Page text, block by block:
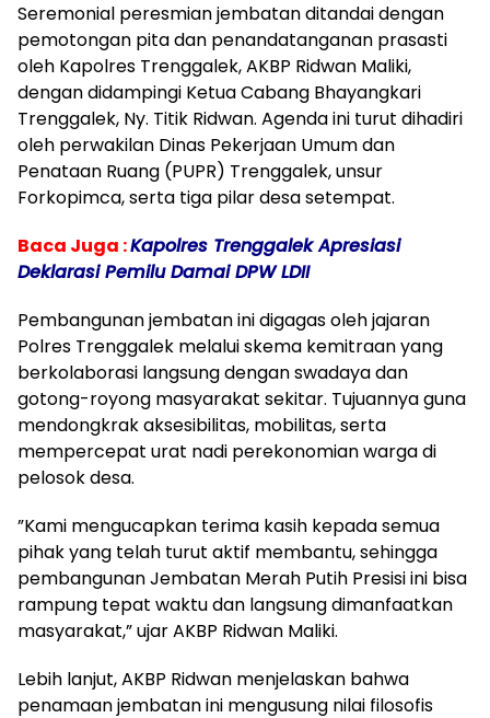
​Seremonial peresmian jembatan ditandai dengan
pemotongan pita dan penandatanganan prasasti
oleh Kapolres Trenggalek, AKBP Ridwan Maliki,
dengan didampingi Ketua Cabang Bhayangkari
Trenggalek, Ny. Titik Ridwan. Agenda ini turut dihadiri
oleh perwakilan Dinas Pekerjaan Umum dan
Penataan Ruang (PUPR) Trenggalek, unsur
Forkopimca, serta tiga pilar desa setempat.
Baca Juga :Kapolres Trenggalek Apresiasi
Deklarasi Pemilu Damai DPW LDII
Pembangunan jembatan ini digagas oleh jajaran
Polres Trenggalek melalui skema kemitraan yang
berkolaborasi langsung dengan swadaya dan
gotong-royong masyarakat sekitar. Tujuannya guna
mendongkrak aksesibilitas, mobilitas, serta
mempercepat urat nadi perekonomian warga di
pelosok desa.
​”Kami mengucapkan terima kasih kepada semua
pihak yang telah turut aktif membantu, sehingga
pembangunan Jembatan Merah Putih Presisi ini bisa
rampung tepat waktu dan langsung dimanfaatkan
masyarakat,” ujar AKBP Ridwan Maliki.
​Lebih lanjut, AKBP Ridwan menjelaskan bahwa
penamaan jembatan ini mengusung nilai filosofis